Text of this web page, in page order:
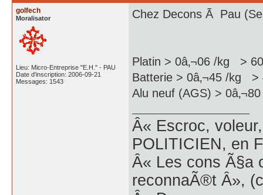
golfech
Moralisator
Lieu: Micro-Entreprise "E.H." - PAU
Date d'inscription: 2006-09-21
Messages: 1543
Chez Decons Ã Pau
Platin > 0â‚¬06 /kg >
Batterie > 0â‚¬45 /kg >
Alu neuf (AGS) >
Â« Escroc,
POLITICIEN, en
Â« Les cons Ã§a
reconnaÃ®t Â»,